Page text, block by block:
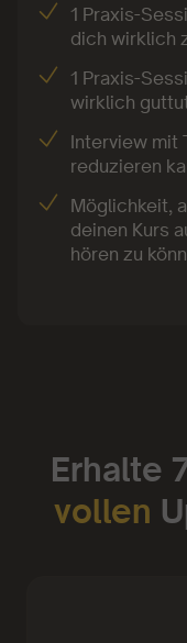
einem
Sie versteht
Bewegungen
Gesellschaft
Denn nicht nur
sondern
1 Praxis-
dich wirklich
1 Praxis-
wirklich
Interview mit
reduzieren
Möglichkeit,
deinen Kurs
hören zu
Erhalte
vollen